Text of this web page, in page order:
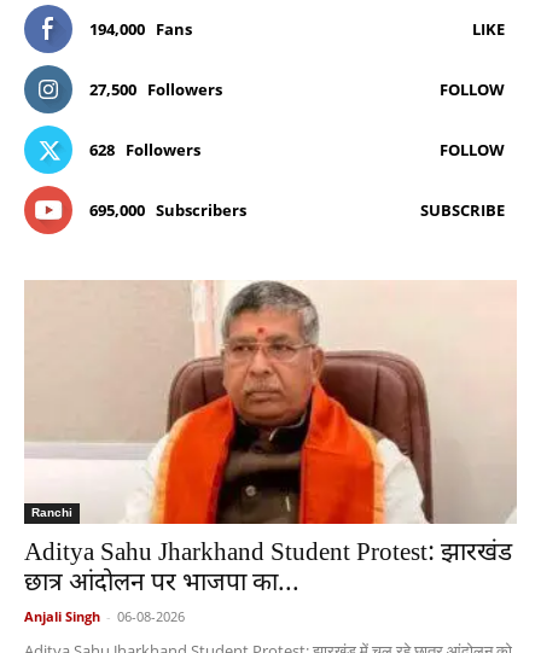
194,000 Fans LIKE
27,500 Followers FOLLOW
628 Followers FOLLOW
695,000 Subscribers SUBSCRIBE
Ranchi
Aditya Sahu Jharkhand Student Protest: झारखंड
छात्र आंदोलन पर भाजपा का...
Anjali Singh - 06-08-2026